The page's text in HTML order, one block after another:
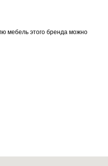
мебель этого бренда можно